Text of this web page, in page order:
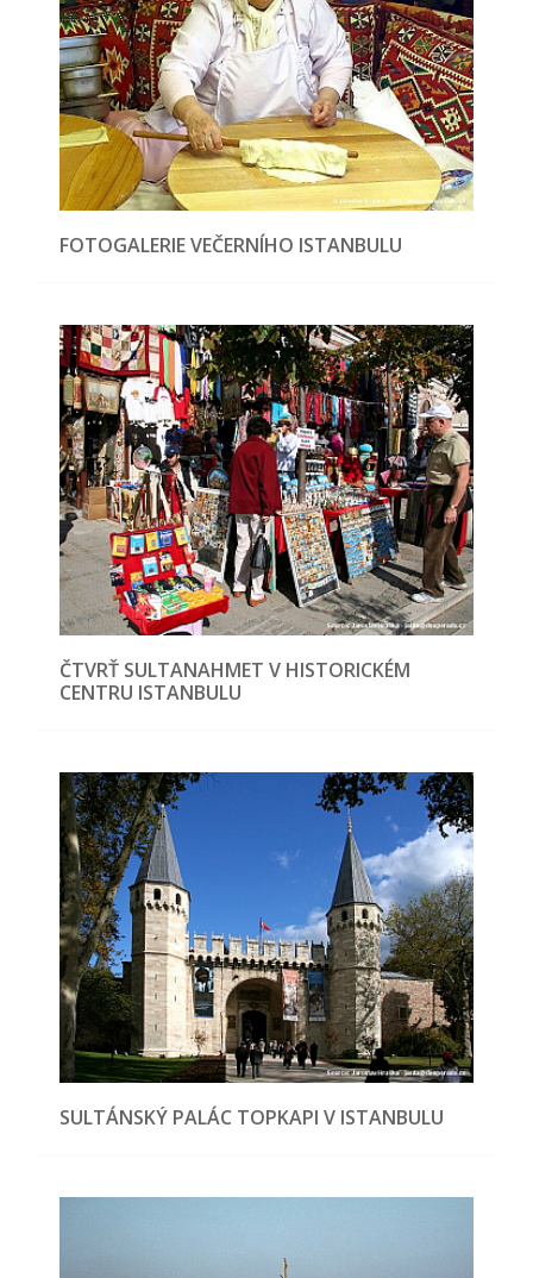
FOTOGALERIE VEČERNÍHO ISTANBULU
ČTVRŤ SULTANAHMET V HISTORICKÉM
CENTRU ISTANBULU
SULTÁNSKÝ PALÁC TOPKAPI V ISTANBULU